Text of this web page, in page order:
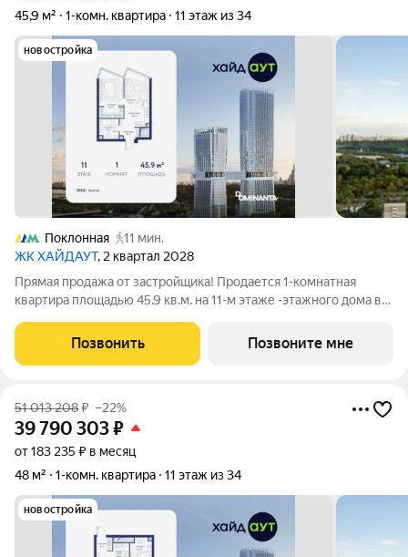
45,9 м²
1-комн. квартира 11 этаж из 34
новостройка
Поклонная
11 мин.
ЖК ХАЙДАУТ, 2 квартал 2028
Прямая продажа от застройщика! Продается 1-комнатная
квартира площадью 45.9 кв.м. на 11-м этаже -этажного дома в
Победы, Долина реки Сетунь, МГУ, Москва-Сити, Воробьевы
горы. Высота потолков 3,25 м.
Позвонить Позвоните мне
51 013 208₽ –22%
39 790 303₽
от 183 235 ₽ в месяц
48 м²
1-комн. квартира 11 этаж из 34
новостройка